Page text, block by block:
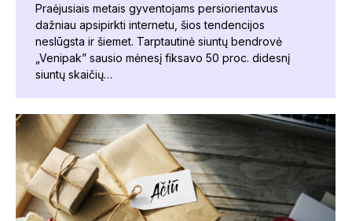
Praėjusiais metais gyventojams persiorientavus
dažniau apsipirkti internetu, šios tendencijos
neslūgsta ir šiemet. Tarptautinė siuntų bendrovė
„Venipak” sausio mėnesį fiksavo 50 proc. didesnį
siuntų skaičių…